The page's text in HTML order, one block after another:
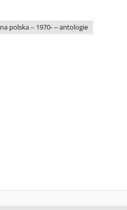
polska -- 1970- -- antologie